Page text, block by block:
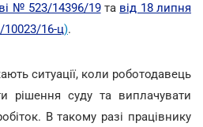
№ 523/14396/19та від 18 липня
10023/16-ц).
ситуації, коли роботодавець
рішення суду та виплачувати
В такому разі працівнику